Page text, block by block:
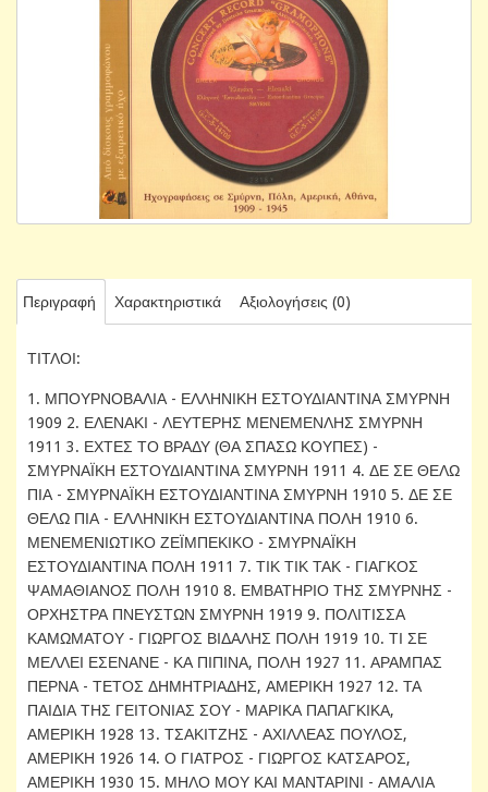
Περιγραφή Χαρακτηριστικά Αξιολογήσεις (0)
ΤΙΤΛΟΙ:
1. ΜΠΟΥΡΝΟΒΑΛΙΑ - ΕΛΛΗΝΙΚΗ ΕΣΤΟΥΔΙΑΝΤΙΝΑ ΣΜΥΡΝΗ
1909 2. ΕΛΕΝΑΚΙ - ΛΕΥΤΕΡΗΣ ΜΕΝΕΜΕΝΛΗΣ ΣΜΥΡΝΗ
1911 3. ΕΧΤΕΣ ΤΟ ΒΡΑΔΥ (ΘΑ ΣΠΑΣΩ ΚΟΥΠΕΣ) -
ΣΜΥΡΝΑΪΚΗ ΕΣΤΟΥΔΙΑΝΤΙΝΑ ΣΜΥΡΝΗ 1911 4. ΔΕ ΣΕ ΘΕΛΩ
ΠΙΑ - ΣΜΥΡΝΑΪΚΗ ΕΣΤΟΥΔΙΑΝΤΙΝΑ ΣΜΥΡΝΗ 1910 5. ΔΕ ΣΕ
ΘΕΛΩ ΠΙΑ - ΕΛΛΗΝΙΚΗ ΕΣΤΟΥΔΙΑΝΤΙΝΑ ΠΟΛΗ 1910 6.
ΜΕΝΕΜΕΝΙΩΤΙΚΟ ΖΕΪΜΠΕΚΙΚΟ - ΣΜΥΡΝΑΪΚΗ
ΕΣΤΟΥΔΙΑΝΤΙΝΑ ΠΟΛΗ 1911 7. ΤΙΚ ΤΙΚ ΤΑΚ - ΓΙΑΓΚΟΣ
ΨΑΜΑΘΙΑΝΟΣ ΠΟΛΗ 1910 8. ΕΜΒΑΤΗΡΙΟ ΤΗΣ ΣΜΥΡΝΗΣ -
ΟΡΧΗΣΤΡΑ ΠΝΕΥΣΤΩΝ ΣΜΥΡΝΗ 1919 9. ΠΟΛΙΤΙΣΣΑ
ΚΑΜΩΜΑΤΟΥ - ΓΙΩΡΓΟΣ ΒΙΔΑΛΗΣ ΠΟΛΗ 1919 10. ΤΙ ΣΕ
ΜΕΛΛΕΙ ΕΣΕΝΑΝΕ - ΚΑ ΠΙΠΙΝΑ, ΠΟΛΗ 1927 11. ΑΡΑΜΠΑΣ
ΠΕΡΝΑ - ΤΕΤΟΣ ΔΗΜΗΤΡΙΑΔΗΣ, ΑΜΕΡΙΚΗ 1927 12. ΤΑ
ΠΑΙΔΙΑ ΤΗΣ ΓΕΙΤΟΝΙΑΣ ΣΟΥ - ΜΑΡΙΚΑ ΠΑΠΑΓΚΙΚΑ,
ΑΜΕΡΙΚΗ 1928 13. ΤΣΑΚΙΤΖΗΣ - ΑΧΙΛΛΕΑΣ ΠΟΥΛΟΣ,
ΑΜΕΡΙΚΗ 1926 14. Ο ΓΙΑΤΡΟΣ - ΓΙΩΡΓΟΣ ΚΑΤΣΑΡΟΣ,
ΑΜΕΡΙΚΗ 1930 15. ΜΗΛΟ ΜΟΥ ΚΑΙ ΜΑΝΤΑΡΙΝΙ - ΑΜΑΛΙΑ